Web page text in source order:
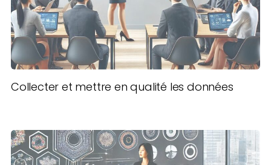
Collecter et mettre en qualité les données